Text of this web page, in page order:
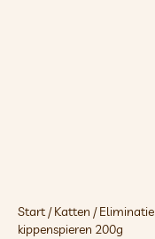
Start/Katten /
kippenspieren 200g